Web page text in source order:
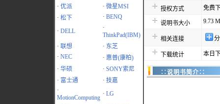
· 优派 · 微星MSI
· 松下 · BENQ
· DELL
·
ThinkPad(IBM)
· 联想 · 东芝
· NEC · 惠普(康柏)
· 华硕 · SONY索尼
· 富士通 · 技嘉
·
MotionComputing
· LG
授权方式 免费
说明书大小 9.73
相关连接
下载统计 本日
∷说明书简介∷